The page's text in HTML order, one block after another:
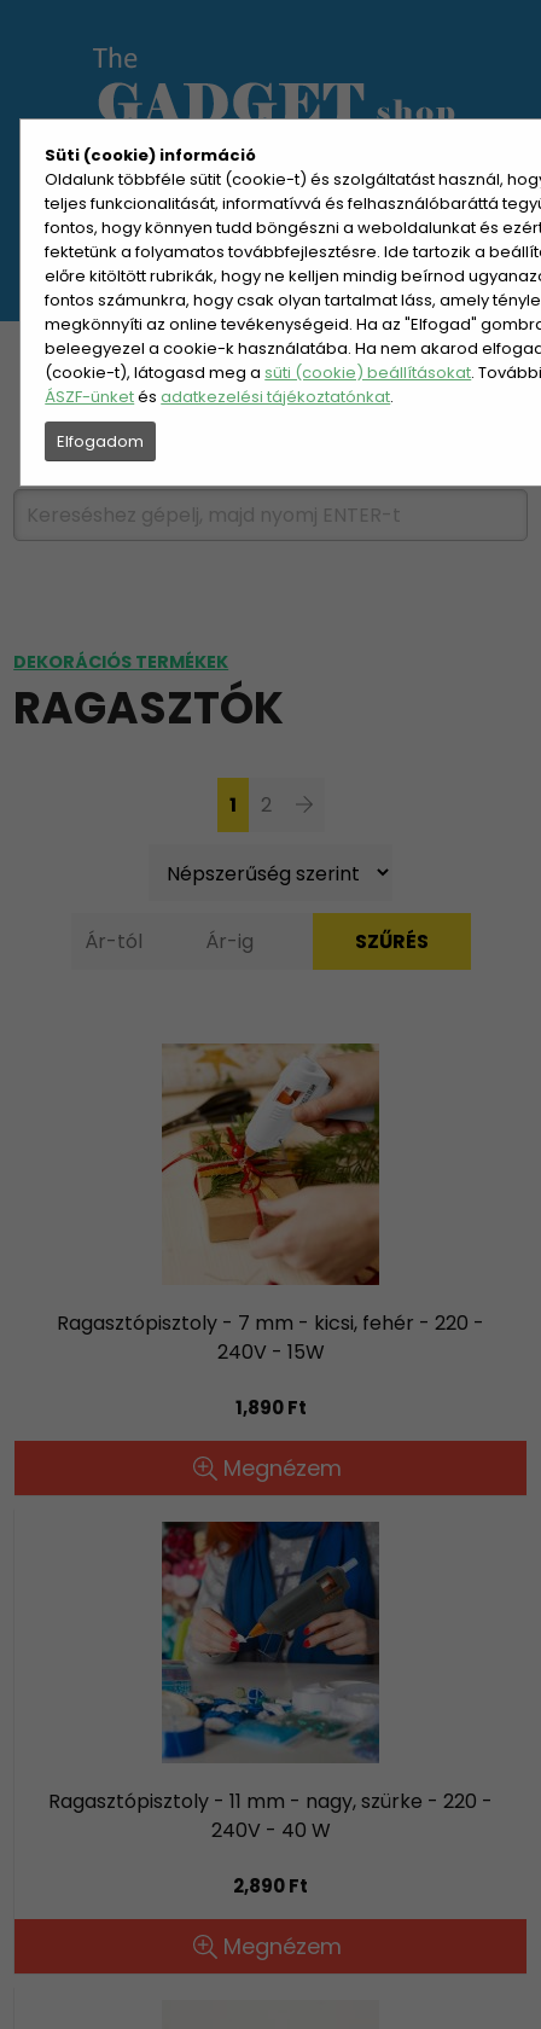
Süti (cookie) információ
Oldalunk többféle sütit (cookie-t) és szolgáltatást használ,
teljes funkcionalitását, informatívvá és felhasználóbaráttá
fontos, hogy könnyen tudd böngészni a weboldalunkat és
fektetünk a folyamatos továbbfejlesztésre. Ide tartozik a
előre kitöltött rubrikák, hogy ne kelljen mindig beírnod
fontos számunkra, hogy csak olyan tartalmat láss, amely
megkönnyíti az online tevékenységeid. Ha az "Elfogad"
beleegyezel a cookie-k használatába. Ha nem akarod
(cookie-t), látogasd meg asüti (cookie) beállításokat.
ÁSZF-ünketésadatkezelési tájékoztatónkat.
Elfogadom
MENÜ MEGNYITÁSA
REGISZTRÁCIÓ BELÉPÉS
KATEGÓRIÁK HETI AJÁNLAT
ÚJDONSÁGOK NÉPSZERŰ
DEKORÁCIÓS TERMÉKEK
RAGASZTÓK
1 2
Ragasztópisztoly - 7 mm - kicsi, fehér - 220 -
240V - 15W
1,890 Ft
Megnézem
Ragasztópisztoly - 11 mm - nagy, szürke - 220 -
240V - 40 W
2,890 Ft
Megnézem